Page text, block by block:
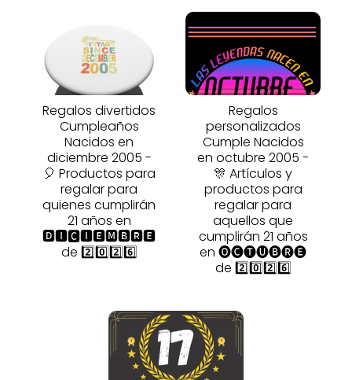
Regalos divertidos
Cumpleaños
Nacidos en
diciembre 2005 -
🎈 Productos para
regalar para
quienes cumplirán
21 años en
🅳🅸🅲🅸🅴🅼🅱🆁🅴
de 2️⃣0️⃣2️⃣6️⃣
Regalos
personalizados
Cumple Nacidos
en octubre 2005 -
🎊 Artículos y
productos para
regalar para
aquellos que
cumplirán 21 años
en 🅞🅒🅣🅤🅑🅡🅔
de 2️⃣0️⃣2️⃣6️⃣